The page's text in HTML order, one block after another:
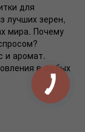
для
лучших зерен,
мира. Почему
и аромат.
в любых